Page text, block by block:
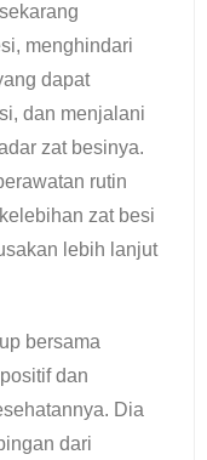
menghindari
dapat
dan menjalani
zat besinya.
rutin
zat besi
lebih lanjut
bersama
dan
Dia
dari